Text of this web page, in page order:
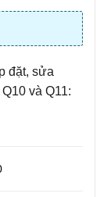
đặt, sửa
và Q11: